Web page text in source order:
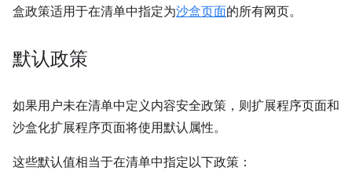
盒政策适用于在清单中指定为沙盒页面的所有网页。
默认政策
如果用户未在清单中定义内容安全政策，则扩展程序页面和
沙盒化扩展程序页面将使用默认属性。
这些默认值相当于在清单中指定以下政策：